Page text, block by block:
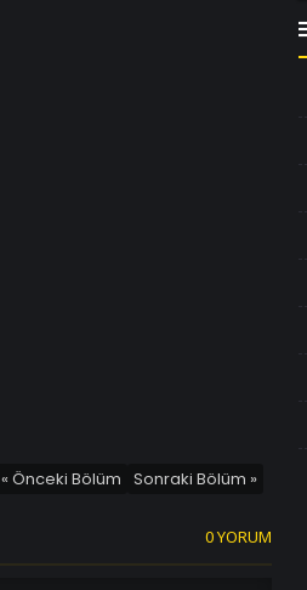
« Önceki Bölüm Sonraki Bölüm »
0 YORUM